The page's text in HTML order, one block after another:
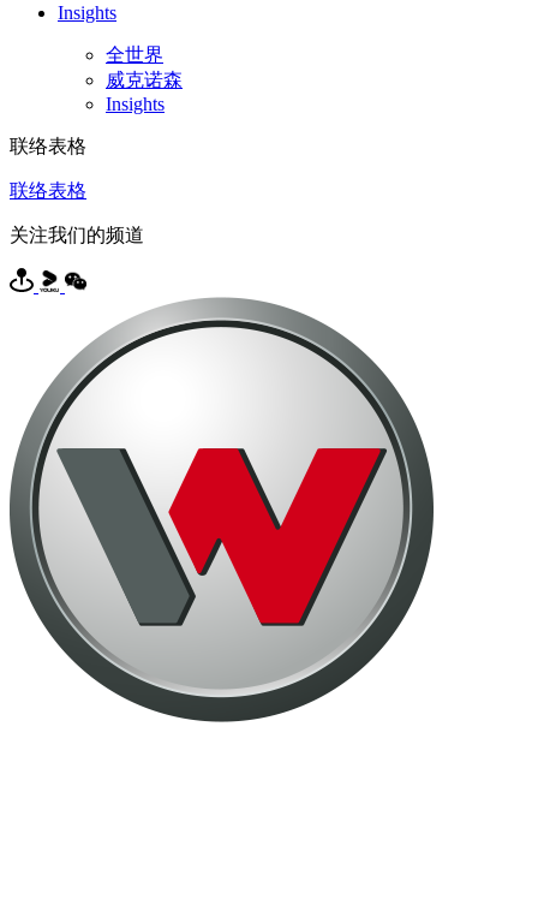
Insights
全世界
威克诺森
Insights
联络表格
联络表格
关注我们的频道